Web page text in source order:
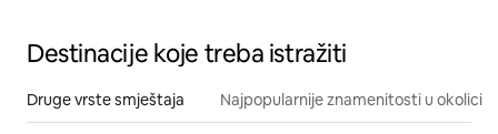
Destinacije koje treba istražiti
Druge vrste smještaja Najpopularnije znamenitosti u okolici